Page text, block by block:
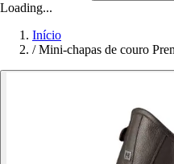
Loading...
Início
/ Mini-chapas de couro